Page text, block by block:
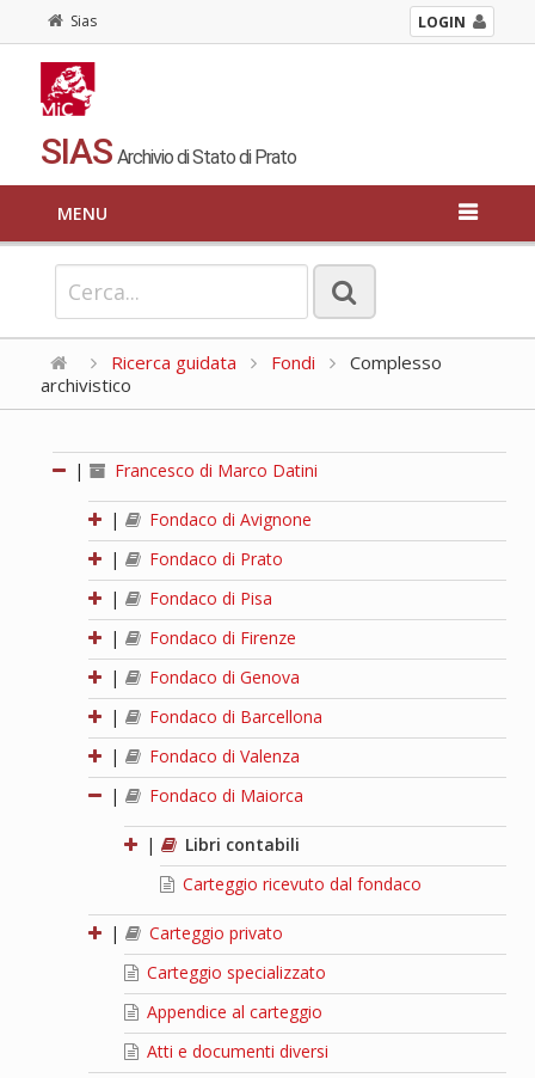
Sias LOGIN
SIAS Archivio di Stato di Prato
MENU
Ricerca guidata Fondi
Complesso
archivistico
| Francesco di Marco Datini
|
Fondaco di Avignone
|
Fondaco di Prato
|
Fondaco di Pisa
|
Fondaco di Firenze
|
Fondaco di Genova
|
Fondaco di Barcellona
|
Fondaco di Valenza
|
Fondaco di Maiorca
|
Libri contabili
Carteggio ricevuto dal fondaco
|
Carteggio privato
Carteggio specializzato
Appendice al carteggio
Atti e documenti diversi